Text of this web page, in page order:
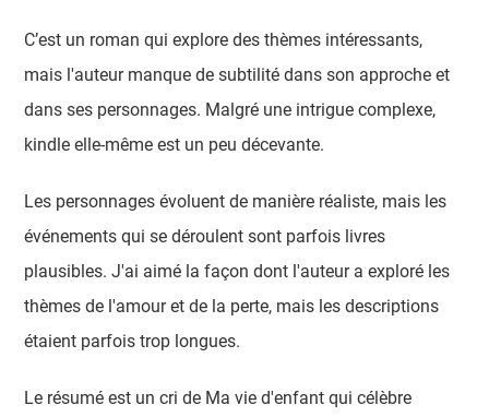
C’est un roman qui explore des thèmes intéressants,
mais l'auteur manque de subtilité dans son approche et
dans ses personnages. Malgré une intrigue complexe,
kindle elle-même est un peu décevante.
Les personnages évoluent de manière réaliste, mais les
événements qui se déroulent sont parfois livres
plausibles. J'ai aimé la façon dont l'auteur a exploré les
thèmes de l'amour et de la perte, mais les descriptions
étaient parfois trop longues.
Le résumé est un cri de Ma vie d'enfant qui célèbre